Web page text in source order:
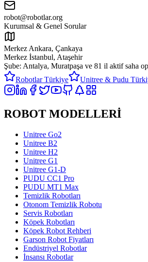
robot@robotlar.org
Kurumsal & Genel Sorular
Merkez Ankara, Çankaya
Merkez İstanbul, Ataşehir
Şube: Antalya, Muratpaşa ve 81 il aktif saha
Robotlar Türkiye
Unitree & Pudu
ROBOT MODELLERİ
Unitree Go2
Unitree B2
Unitree H2
Unitree G1
Unitree G1-D
PUDU CC1 Pro
PUDU MT1 Max
Temizlik Robotları
Otonom Temizlik Robotu
Servis Robotları
Köpek Robotları
Köpek Robot Rehberi
Garson Robot Fiyatları
Endüstriyel Robotlar
İnsansı Robotlar